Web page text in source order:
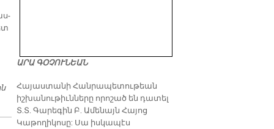
Ի՞ՆՉ ՏԱՐԱՒ ՊԱՊԸ ՀԱՅԱՍՏԱՆԷՆ
ԱՐԱ ԳՕՉՈՒՆԵԱՆ
​Հայաստանի Հանրապետութեան
իշխանութիւնները որոշած են դատել
Տ.Տ. Գարեգին Բ. Ամենայն Հայոց
Կաթողիկոսը: Սա իսկապէս